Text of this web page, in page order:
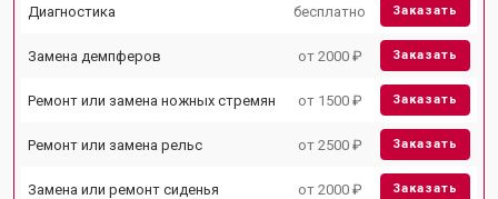
Диагностика бесплатно Заказать
Замена демпферов от 2000 ₽ Заказать
Ремонт или замена ножных стремян от 1500 ₽ Заказать
Ремонт или замена рельс от 2500 ₽ Заказать
Замена или ремонт сиденья от 2000 ₽ Заказать